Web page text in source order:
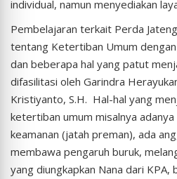
individual, namun menyediakan
Pembelajaran terkait Perda
tentang Ketertiban Umum
dan beberapa hal yang patut
difasilitasi oleh Garindra
Kristiyanto, S.H. Hal-hal yang
ketertiban umum misalnya
keamanan (jatah preman), ada
membawa pengaruh buruk,
yang diungkapkan Nana dari